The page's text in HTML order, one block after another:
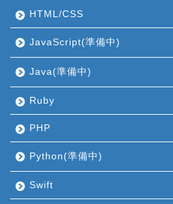
HTML/CSS
JavaScript(準備中)
Java(準備中)
Ruby
PHP
Python(準備中)
Swift